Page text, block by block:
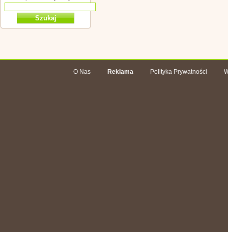
O Nas Reklama Polityka Prywatności